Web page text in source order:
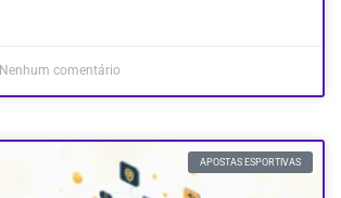
Nenhum comentário
APOSTAS ESPORTIVAS